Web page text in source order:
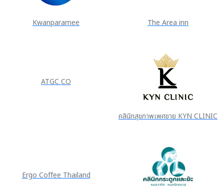
Kwanparamee The Area inn
ATGC CO
คลินิกสุขภาพเพศชาย KYN CLINIC
Ergo Coffee Thailand